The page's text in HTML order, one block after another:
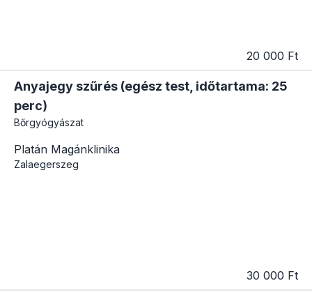
20 000 Ft
Anyajegy szűrés (egész test, időtartama: 25
perc)
Bőrgyógyászat
Platán Magánklinika
Zalaegerszeg
30 000 Ft